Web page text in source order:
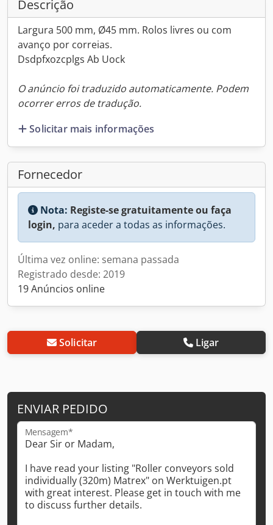
Descrição
Largura 500 mm, Ø45 mm. Rolos livres ou com
avanço por correias.
Dsdpfxozcplgs Ab Uock
O anúncio foi traduzido automaticamente. Podem
ocorrer erros de tradução.
Solicitar mais informações
Fornecedor
Nota: Registe-se gratuitamente ou faça
login, para aceder a todas as informações.
Última vez online: semana passada
Registrado desde: 2019
19 Anúncios online
Solicitar Ligar
ENVIAR PEDIDO
Mensagem*